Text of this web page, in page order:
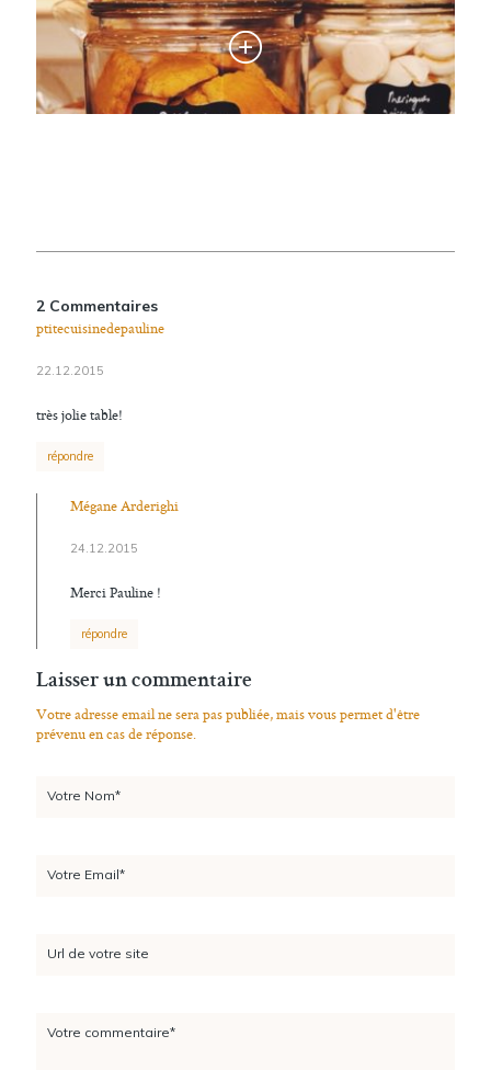
2 Commentaires
ptitecuisinedepauline
22.12.2015
très jolie table!
répondre
Mégane Arderighi
24.12.2015
Merci Pauline !
répondre
Laisser un commentaire
Votre adresse email ne sera pas publiée, mais vous permet d'être
prévenu en cas de réponse.
Votre Nom*
Votre Email*
Url de votre site
Votre commentaire*